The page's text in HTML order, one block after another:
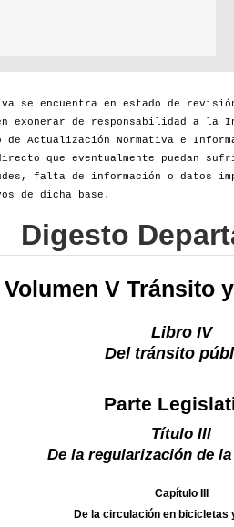
se encuentra en estado de
exonerar de responsabilidad a la
de Actualización Normativa e
que eventualmente puedan
falta de información o datos
de dicha base.
Digesto
Volumen V Tránsito
Libro IV
Del tránsito
Parte
Título III
De la regularización de
Capítulo III
De la circulación en bicicletas